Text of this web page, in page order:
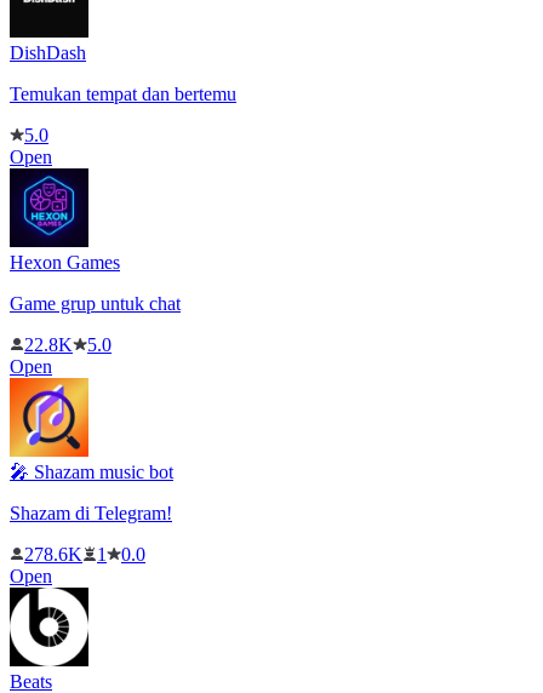
DishDash
Temukan tempat dan bertemu
5.0
Open
Hexon Games
Game grup untuk chat
22.8K
5.0
Open
🎤 Shazam music bot
Shazam di Telegram!
278.6K
1
0.0
Open
Beats